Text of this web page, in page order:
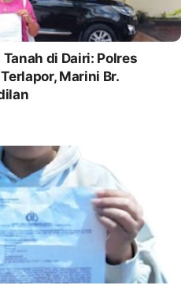
di Dairi: Polres
Marini Br.